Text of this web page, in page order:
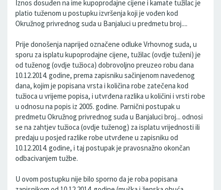
Iznos dosuđen na ime kupoprodajne cijene i kamate tužilac je
platio tuženom u postupku izvršenja koji je vođen kod
Okružnog privrednog suda u Banjaluci u predmetu broj....
Prije donošenja naprijed označene odluke Vrhovnog suda, u
sporu za isplatu kupoprodajne cijene, tužilac (ovdje tuženi) je
od tuženog (ovdje tužioca) dobrovoljno preuzeo robu dana
10.12.2014. godine, prema zapisniku sačinjenom navedenog
dana, kojim je popisana vrsta i količina robe zatečena kod
tužioca u vrijeme popisa, i utvrđena razlika u količini i vrsti robe
u odnosu na popis iz 2005. godine. Parnični postupak u
predmetu Okružnog privrednog suda u Banjaluci broj... odnosi
se na zahtjev tužioca (ovdje tuženog) za isplatu vrijednosti ili
predaju u posjed razlike robe utvrđene u zapisniku od
10.12.2014. godine, i taj postupak je pravosnažno okončan
odbacivanjem tužbe.
U ovom postupku nije bilo sporno da je roba popisana